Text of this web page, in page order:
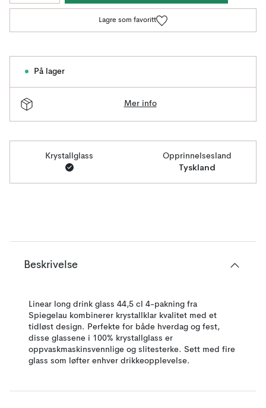
Lagre som favoritt
På lager
Mer info
Krystallglass Opprinnelsesland
Tyskland
Beskrivelse
Linear long drink glass 44,5 cl 4-pakning fra
Spiegelau kombinerer krystallklar kvalitet med et
tidløst design. Perfekte for både hverdag og fest,
disse glassene i 100% krystallglass er
oppvaskmaskinsvennlige og slitesterke. Sett med fire
glass som løfter enhver drikkeopplevelse.